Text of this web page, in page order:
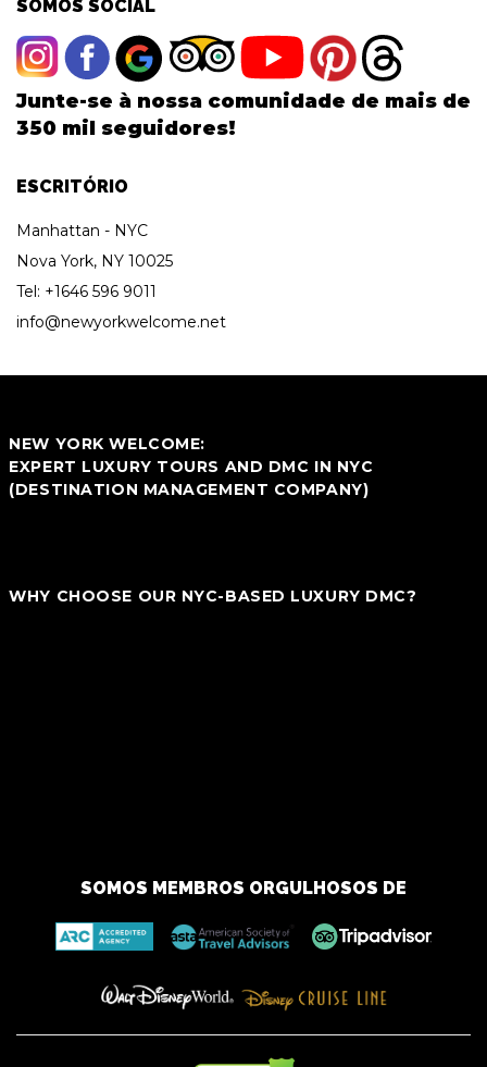
SOMOS SOCIAL
Junte-se à nossa comunidade de mais de
350 mil seguidores!
ESCRITÓRIO
Manhattan - NYC
Nova York, NY 10025
Tel: +1646 596 9011
info@newyorkwelcome.net
NEW YORK WELCOME:
EXPERT LUXURY TOURS AND DMC IN NYC
(DESTINATION MANAGEMENT COMPANY)
WHY CHOOSE OUR NYC-BASED LUXURY DMC?
SOMOS MEMBROS ORGULHOSOS DE